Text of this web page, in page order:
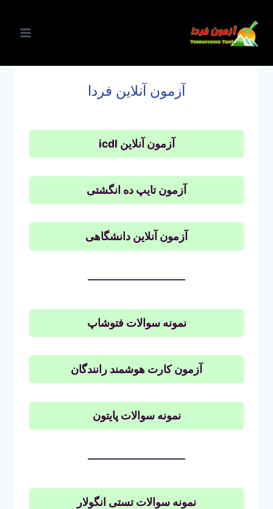
محتوا
آزمون آنلاین فردا
آزمون آنلاین icdl
آزمون تایپ ده انگشتی
آزمون آنلاین دانشگاهی
نمونه سوالات فتوشاپ
آزمون کارت هوشمند رانندگان
نمونه سوالات پایتون
نمونه سوالات تستی انگولار